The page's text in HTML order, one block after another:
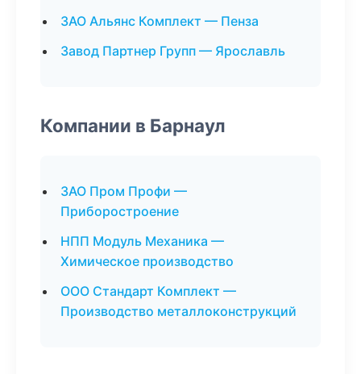
ЗАО Альянс Комплект — Пенза
Завод Партнер Групп — Ярославль
Компании в Барнаул
ЗАО Пром Профи —
Приборостроение
НПП Модуль Механика —
Химическое производство
ООО Стандарт Комплект —
Производство металлоконструкций